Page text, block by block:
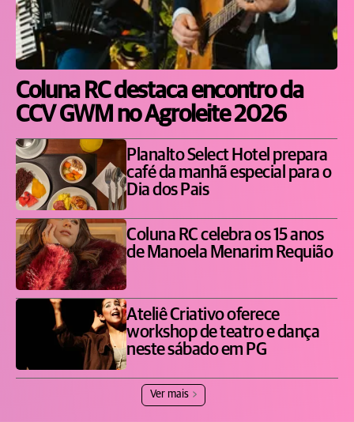
Coluna RC destaca encontro da
CCV GWM no Agroleite 2026
Planalto Select Hotel prepara
café da manhã especial para o
Dia dos Pais
Coluna RC celebra os 15 anos
de Manoela Menarim Requião
Ateliê Criativo oferece
workshop de teatro e dança
neste sábado em PG
Ver mais